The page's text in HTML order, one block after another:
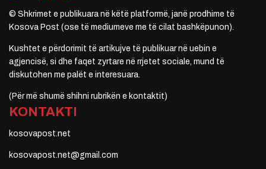
© Shkrimet e publikuara në këtë platformë, janë prodhime të
Kosova Post (ose të mediumeve me të cilat bashkëpunon).
Kushtet e përdorimit të artikujve të publikuar në uebin e
agjencisë, si dhe faqet zyrtare në rrjetet sociale, mund të
diskutohen me palët e interesuara.
(Për më shumë shihni rubrikën e kontaktit)
KONTAKTI
kosovapost.net
kosovapost.net@gmail.com